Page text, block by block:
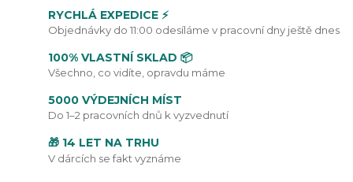
RYCHLÁ EXPEDICE ⚡
Objednávky do 11:00 odesíláme v pracovní dny ještě dnes
100% VLASTNÍ SKLAD 📦
Všechno, co vidíte, opravdu máme
5000 VÝDEJNÍCH MÍST
Do 1–2 pracovních dnů k vyzvednutí
🎁 14 LET NA TRHU
V dárcích se fakt vyznáme